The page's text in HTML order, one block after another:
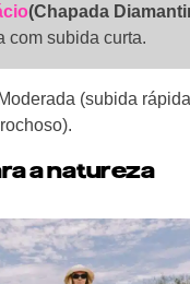
(Chapada
com subida curta.
(subida
a natureza